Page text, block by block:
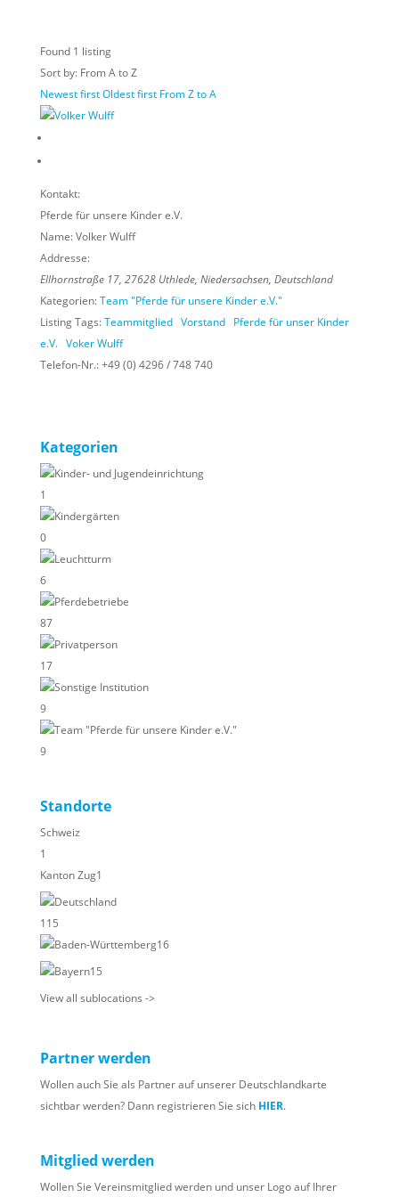
Found 1 listing
Sort by: From A to Z
Newest firstOldest first From Z to A
Kontakt:
Pferde für unsere Kinder e.V.
Name:Volker Wulff
Addresse:
Ellhornstraße 17, 27628Uthlede, Niedersachsen, Deutschland
Kategorien:Team "Pferde für unsere Kinder e.V."
Listing Tags:Teammitglied Vorstand Pferde für unser Kinder
e.V. Voker Wulff
Telefon-Nr.:+49 (0) 4296 / 748 740
Kategorien
Kinder- und Jugendeinrichtung
1
Kindergärten
0
Leuchtturm
6
Pferdebetriebe
87
Privatperson
17
Sonstige Institution
9
Team "Pferde für unsere Kinder e.V."
9
Standorte
Schweiz
1
Kanton Zug1
Deutschland
115
Baden-Württemberg16
Bayern15
View all sublocations ->
Partner werden
Wollen auch Sie als Partner auf unserer Deutschlandkarte
sichtbar werden? Dann registrieren Sie sich HIER.
Mitglied werden
Wollen Sie Vereinsmitglied werden und unser Logo auf Ihrer